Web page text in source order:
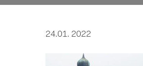
24.01. 2022